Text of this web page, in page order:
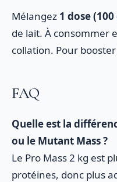
Mélangez 1 dose (100
de lait. À consommer
collation. Pour
FAQ
Quelle est la
ou le Mutant Mass ?
Le Pro Mass 2 kg est
protéines, donc plus